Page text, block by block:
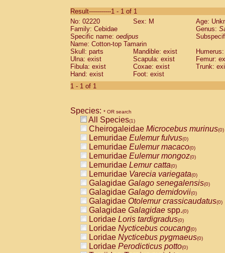
CebidaeSaguinus labiatus(0)
Cebidae Saguinus leucopus (0)
Cebidae
CebidaeSaguinus mystax
Cebidae Saguinus nigricollis (0)
Cebidae Saguinus oedipus
Cebidae Saguinus weddelli
Cebidae Saguinusspp.
Cebidae
CebidaeCebus capucinus
CebidaeCebus nigrivittatus
CebidaeCebus spp.(0)
CebidaeSaimiri boliviensis(0)
CebidaeSaimiri sciureus(0)
AtelidaeAlouatta caraya(0)
AtelidaeAlouatta fusca(0)
AtelidaeAlouatta seniculus(0)
AtelidaeAlouattaspp.(0)
AtelidaeAteles belzebuth(0)
AtelidaeAteles geoffroyi(0)
AtelidaeAteles paniscus(0)
AtelidaeAtelesspp.(0)
AtelidaeLagothrix lagothricha(0)
AtelidaeLagothrix lagothricha cana
PitheciidaeCacajao calvus
Result-----------1 - 1 of 1
No: 02220
Sex: M
Age:
Family: Cebidae
Genus:
Specific name: oedipus
Name: Cotton-top Tamarin
Skull: parts
Mandible: exist
Ulna: exist
Scapula: exist
Femur:
Fibula: exist
Coxae: exist
Trunk:
Hand: exist
Foot: exist
1 - 1 of 1
Species: * OR search
All Species(1)
Cheirogaleidae Microcebus murinus(0)
Lemuridae Eulemur fulvus(0)
Lemuridae Eulemur macaco(0)
Lemuridae Eulemur mongoz(0)
Lemuridae Lemur catta(0)
Lemuridae Varecia variegata(0)
Galagidae Galago senegalensis(0)
Galagidae Galago demidovii(0)
Galagidae Otolemur crassicaudatus(0)
Galagidae Galagidae spp.(0)
Loridae Loris tardigradus(0)
Loridae Nycticebus coucang(0)
Loridae Nycticebus pygmaeus(0)
Loridae Perodicticus potto(0)